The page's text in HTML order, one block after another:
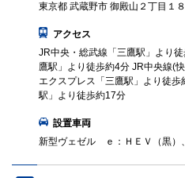
東京都 武蔵野市 御殿山２丁目１
アクセス
JR中央・総武線「三鷹駅」より
鷹駅」より徒歩約4分 JR中央線(
エクスプレス「三鷹駅」より徒
駅」より徒歩約17分
設置車両
新型ヴェゼル ｅ：ＨＥＶ（黒）